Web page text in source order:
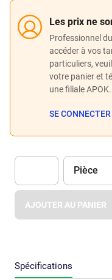
Les prix ne
Professionnel
accéder à vos
particuliers,
votre panier et
une filiale APOK.
SE CONNECTER
Unité
Pièce
AJOUTER AU PANIER
Spécifications